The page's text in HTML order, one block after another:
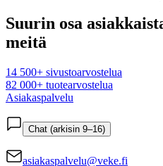
Suurin osa
meitä
14 500+ sivustoarvostelua
82 000+ tuotearvostelua
Asiakaspalvelu
Chat (arkisin 9–16)
asiakaspalvelu@veke.fi